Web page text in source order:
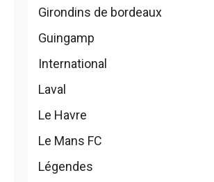
Girondins de bordeaux
Guingamp
International
Laval
Le Havre
Le Mans FC
Légendes